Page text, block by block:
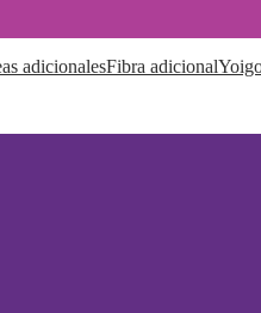
adicionalesFibra adicional